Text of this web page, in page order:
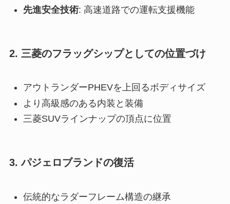
先進安全技術: 高速道路での運転支援機能
2. 三菱のフラッグシップとしての位置づけ
アウトランダーPHEVを上回るボディサイズ
より高級感のある内装と装備
三菱SUVラインナップの頂点に位置
3. パジェロブランドの復活
伝統的なラダーフレーム構造の継承